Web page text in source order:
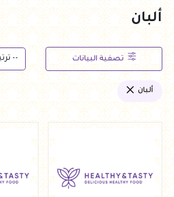
ألبان
تصفية البيانات
ألبان